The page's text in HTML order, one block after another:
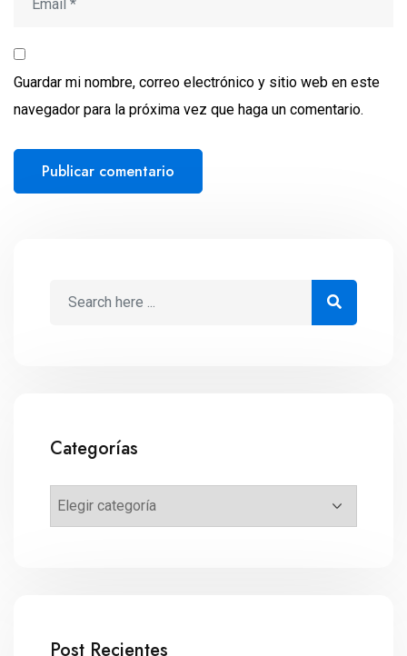
Guardar mi nombre, correo electrónico y sitio web en este
navegador para la próxima vez que haga un comentario.
Categorías
Post Recientes